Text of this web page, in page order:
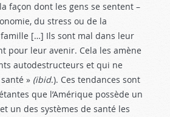
façon dont les gens se sentent –
du stress ou de la
[…] Ils sont mal dans leur
pour leur avenir. Cela les amène
autodestructeurs et qui ne
» (ibid.). Ces tendances sont
que l’Amérique possède un
un des systèmes de santé les